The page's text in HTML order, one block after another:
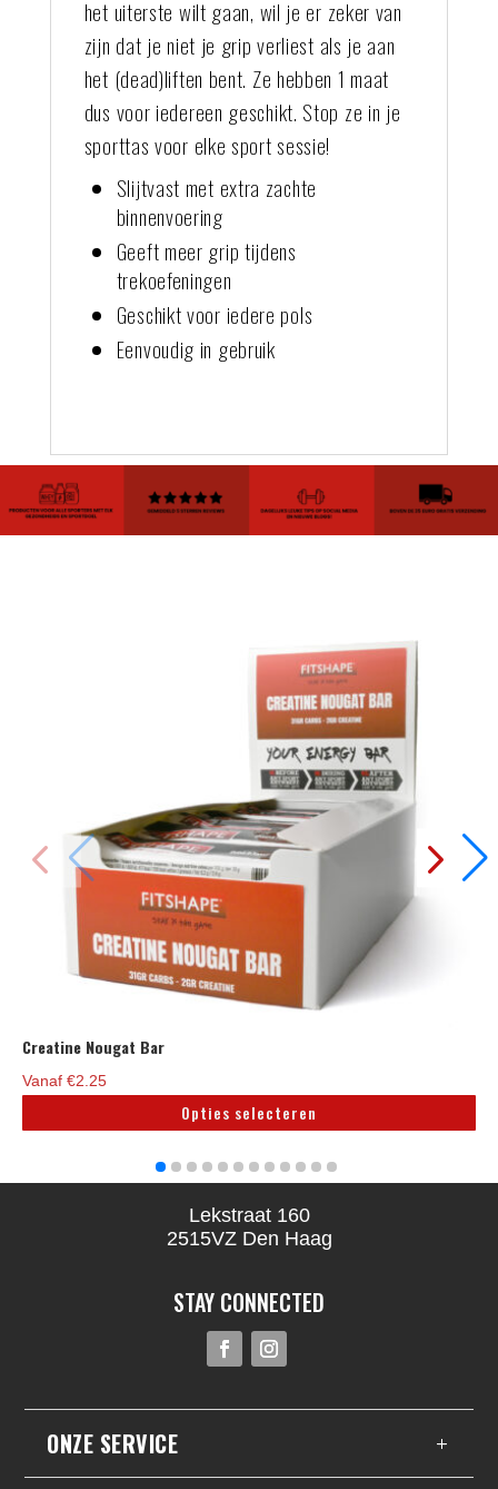
het uiterste wilt gaan, wil je er zeker van
zijn dat je niet je grip verliest als je aan
het (dead)liften bent. Ze hebben 1 maat
dus voor iedereen geschikt. Stop ze in je
sporttas voor elke sport sessie!
Slijtvast met extra zachte
binnenvoering
Geeft meer grip tijdens
trekoefeningen
Geschikt voor iedere pols
Eenvoudig in gebruik
Creatine Nougat Bar
Vanaf €2.25
Opties selecteren
Lekstraat 160
2515VZ Den Haag
STAY CONNECTED
ONZE SERVICE